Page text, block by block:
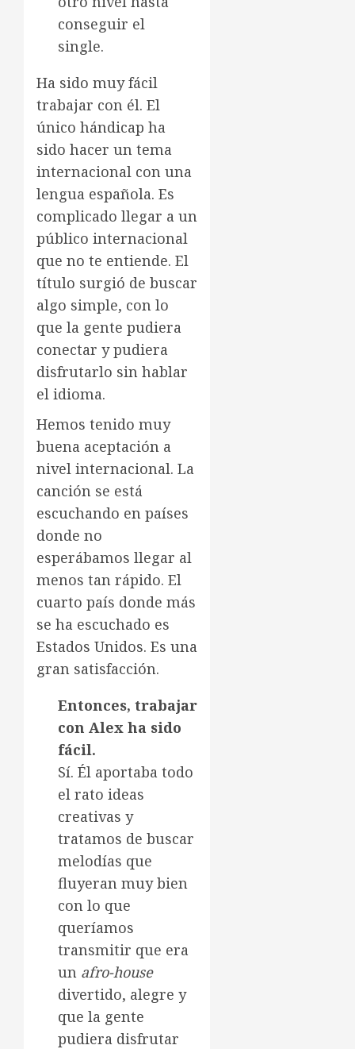
conseguir el
single.
Ha sido muy fácil
trabajar con él. El
único hándicap ha
sido hacer un tema
internacional con una
lengua española. Es
complicado llegar a un
público internacional
que no te entiende. El
título surgió de buscar
algo simple, con lo
que la gente pudiera
conectar y pudiera
disfrutarlo sin hablar
el idioma.
Hemos tenido muy
buena aceptación a
nivel internacional. La
canción se está
escuchando en países
donde no
esperábamos llegar al
menos tan rápido. El
cuarto país donde más
se ha escuchado es
Estados Unidos. Es una
gran satisfacción.
Entonces, trabajar
con Alex ha sido
fácil.
Sí. Él aportaba todo
el rato ideas
creativas y
tratamos de buscar
melodías que
fluyeran muy bien
con lo que
queríamos
transmitir que era
un afro-house
divertido, alegre y
que la gente
pudiera disfrutar